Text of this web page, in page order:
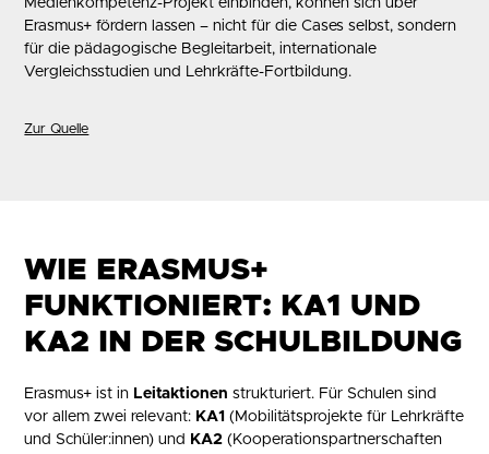
Medienkompetenz-Projekt einbinden, können sich über
Erasmus+ fördern lassen – nicht für die Cases selbst, sondern
für die pädagogische Begleitarbeit, internationale
Vergleichsstudien und Lehrkräfte-Fortbildung.
Zur Quelle
WIE ERASMUS+
FUNKTIONIERT: KA1 UND
KA2 IN DER SCHULBILDUNG
Erasmus+ ist in Leitaktionen strukturiert. Für Schulen sind
vor allem zwei relevant: KA1 (Mobilitätsprojekte für Lehrkräfte
und Schüler:innen) und
KA2 (Kooperationspartnerschaften